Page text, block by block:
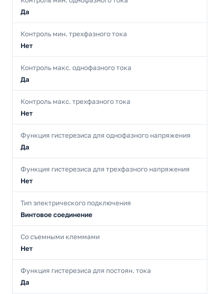
Да
Контроль мин. трехфазного тока
Нет
Контроль макс. однофазного тока
Да
Контроль макс. трехфазного тока
Нет
Функция гистерезиса для однофазного напряжения
Да
Функция гистерезиса для трехфазного напряжения
Нет
Тип электрического подключения
Винтовое соединение
Со съемными клеммами
Нет
Функция гистерезиса для постоян. тока
Да